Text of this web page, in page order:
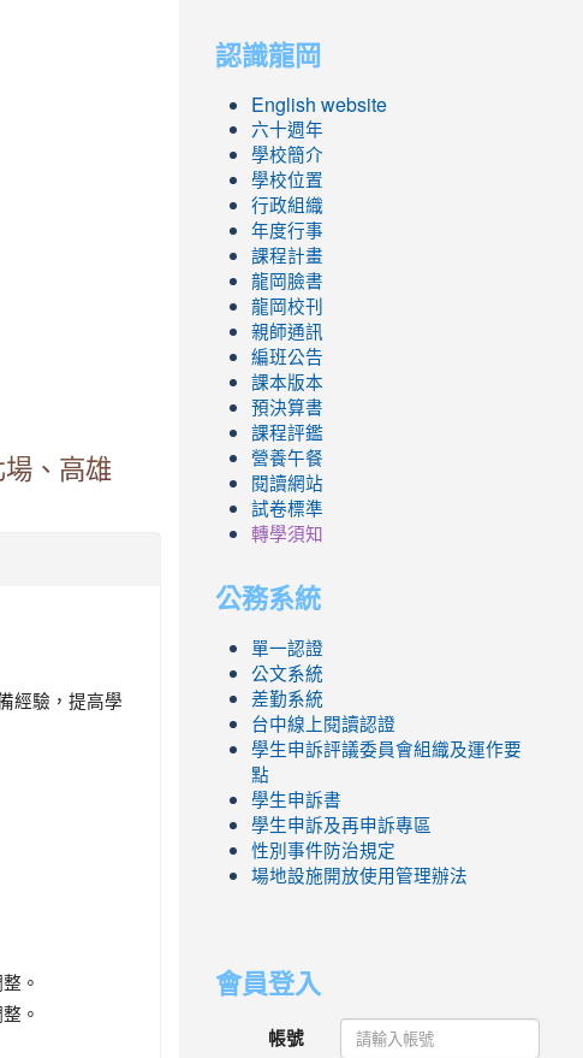
、高雄
經驗，提高學
。
。
認識龍岡
English website
六十週年
學校簡介
學校位置
行政組織
年度行事
課程計畫
龍岡臉書
龍岡校刊
親師通訊
編班公告
課本版本
預決算書
課程評鑑
營養午餐
閱讀網站
試卷標準
轉學須知
公務系統
單一認證
公文系統
差勤系統
台中線上閱讀認證
學生申訴評議委員會組織及運作要
點
學生申訴書
學生申訴及再申訴專區
性別事件防治規定
場地設施開放使用管理辦法
會員登入
帳號